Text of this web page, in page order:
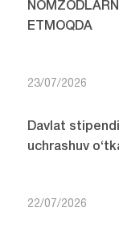
ETMOQDA
23/07/2026
Davlat
uchrashuv
22/07/2026